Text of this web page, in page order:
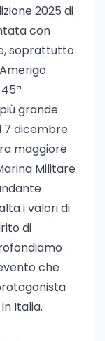
2025 di
con
soprattutto
grande
7 dicembre
maggiore
Militare
i valori di
di
che
Italia.